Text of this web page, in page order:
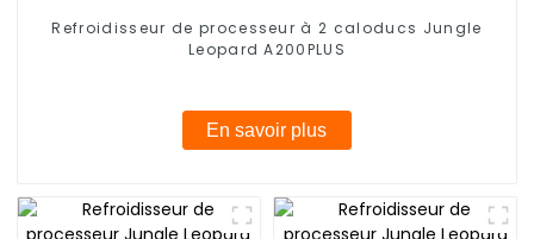
Refroidisseur de processeur à 2 caloducs Jungle
Leopard A200PLUS
En savoir plus